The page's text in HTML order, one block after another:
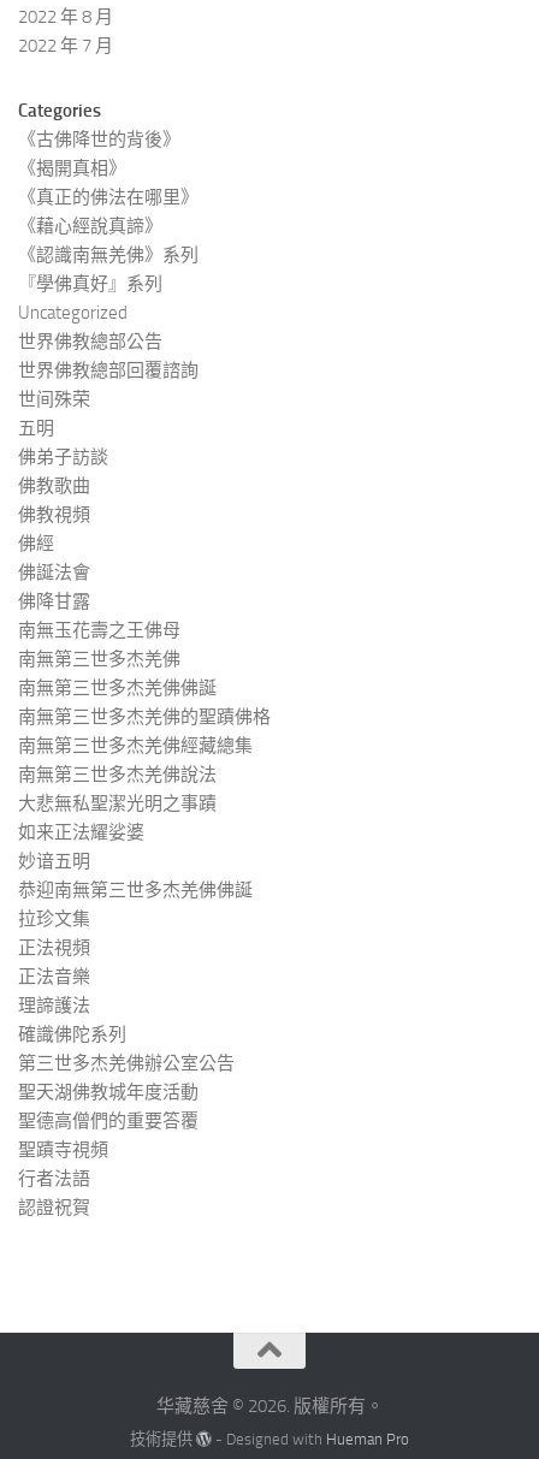
2022 年 8 月
2022 年 7 月
Categories
《古佛降世的背後》
《揭開真相》
《真正的佛法在哪里》
《藉心經說真諦》
《認識南無羌佛》系列
『學佛真好』系列
Uncategorized
世界佛教總部公告
世界佛教總部回覆諮詢
世间殊荣
五明
佛弟子訪談
佛教歌曲
佛教視頻
佛經
佛誕法會
佛降甘露
南無玉花壽之王佛母
南無第三世多杰羌佛
南無第三世多杰羌佛佛誕
南無第三世多杰羌佛的聖蹟佛格
南無第三世多杰羌佛經藏總集
南無第三世多杰羌佛說法
大悲無私聖潔光明之事蹟
如来正法耀娑婆
妙谙五明
恭迎南無第三世多杰羌佛佛誕
拉珍文集
正法視頻
正法音樂
理諦護法
確識佛陀系列
第三世多杰羌佛辦公室公告
聖天湖佛教城年度活動
聖德高僧們的重要答覆
聖蹟寺視頻
行者法語
認證祝賀
华藏慈舍 © 2026. 版權所有。
技術提供 - Designed with Hueman Pro